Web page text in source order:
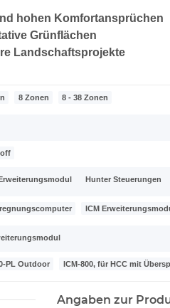
hohen Komfortansprüchen
Grünflächen
Landschaftsprojekte
8 Zonen 8 - 38 Zonen
Hunter Steuerungen
ICM
PL Outdoor ICM-800, für HCC mit
Angaben zur